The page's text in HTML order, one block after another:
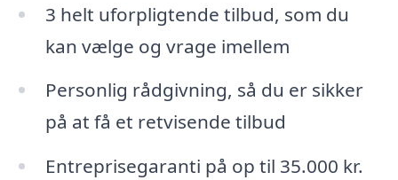
3 helt uforpligtende tilbud, som du
kan vælge og vrage imellem
Personlig rådgivning, så du er sikker
på at få et retvisende tilbud
Entreprisegaranti på op til 35.000 kr.